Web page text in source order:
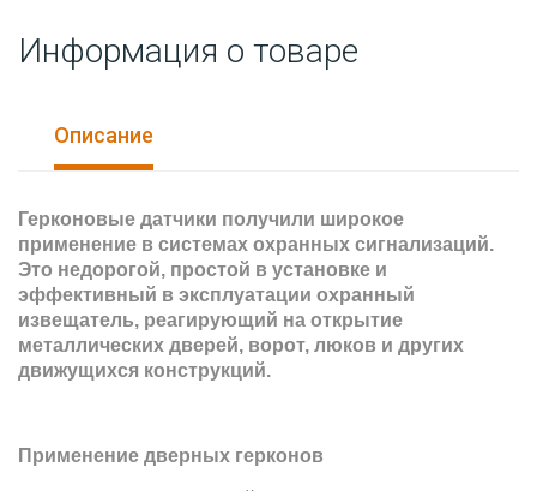
Информация о товаре
Описание
Герконовые датчики получили широкое
применение в системах охранных сигнализаций.
Это недорогой, простой в установке и
эффективный в эксплуатации охранный
извещатель, реагирующий на открытие
металлических дверей, ворот, люков и других
движущихся конструкций.
Применение дверных герконов